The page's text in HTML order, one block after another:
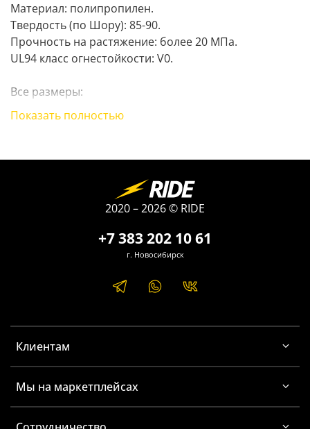
Материал: полипропилен.
Твердость (по Шору): 85-90.
Прочность на растяжение: более 20 МПа.
UL94 класс огнестойкости: V0.
Все размеры:
диаметр 16 мм, длина 5 м
диаметр 22 мм, длина 5 м
Показать полностью
Клиентам
Мы на маркетплейсах
+7 383 202 10 61
г. Новосибирск
2020 – 2026 © RIDE